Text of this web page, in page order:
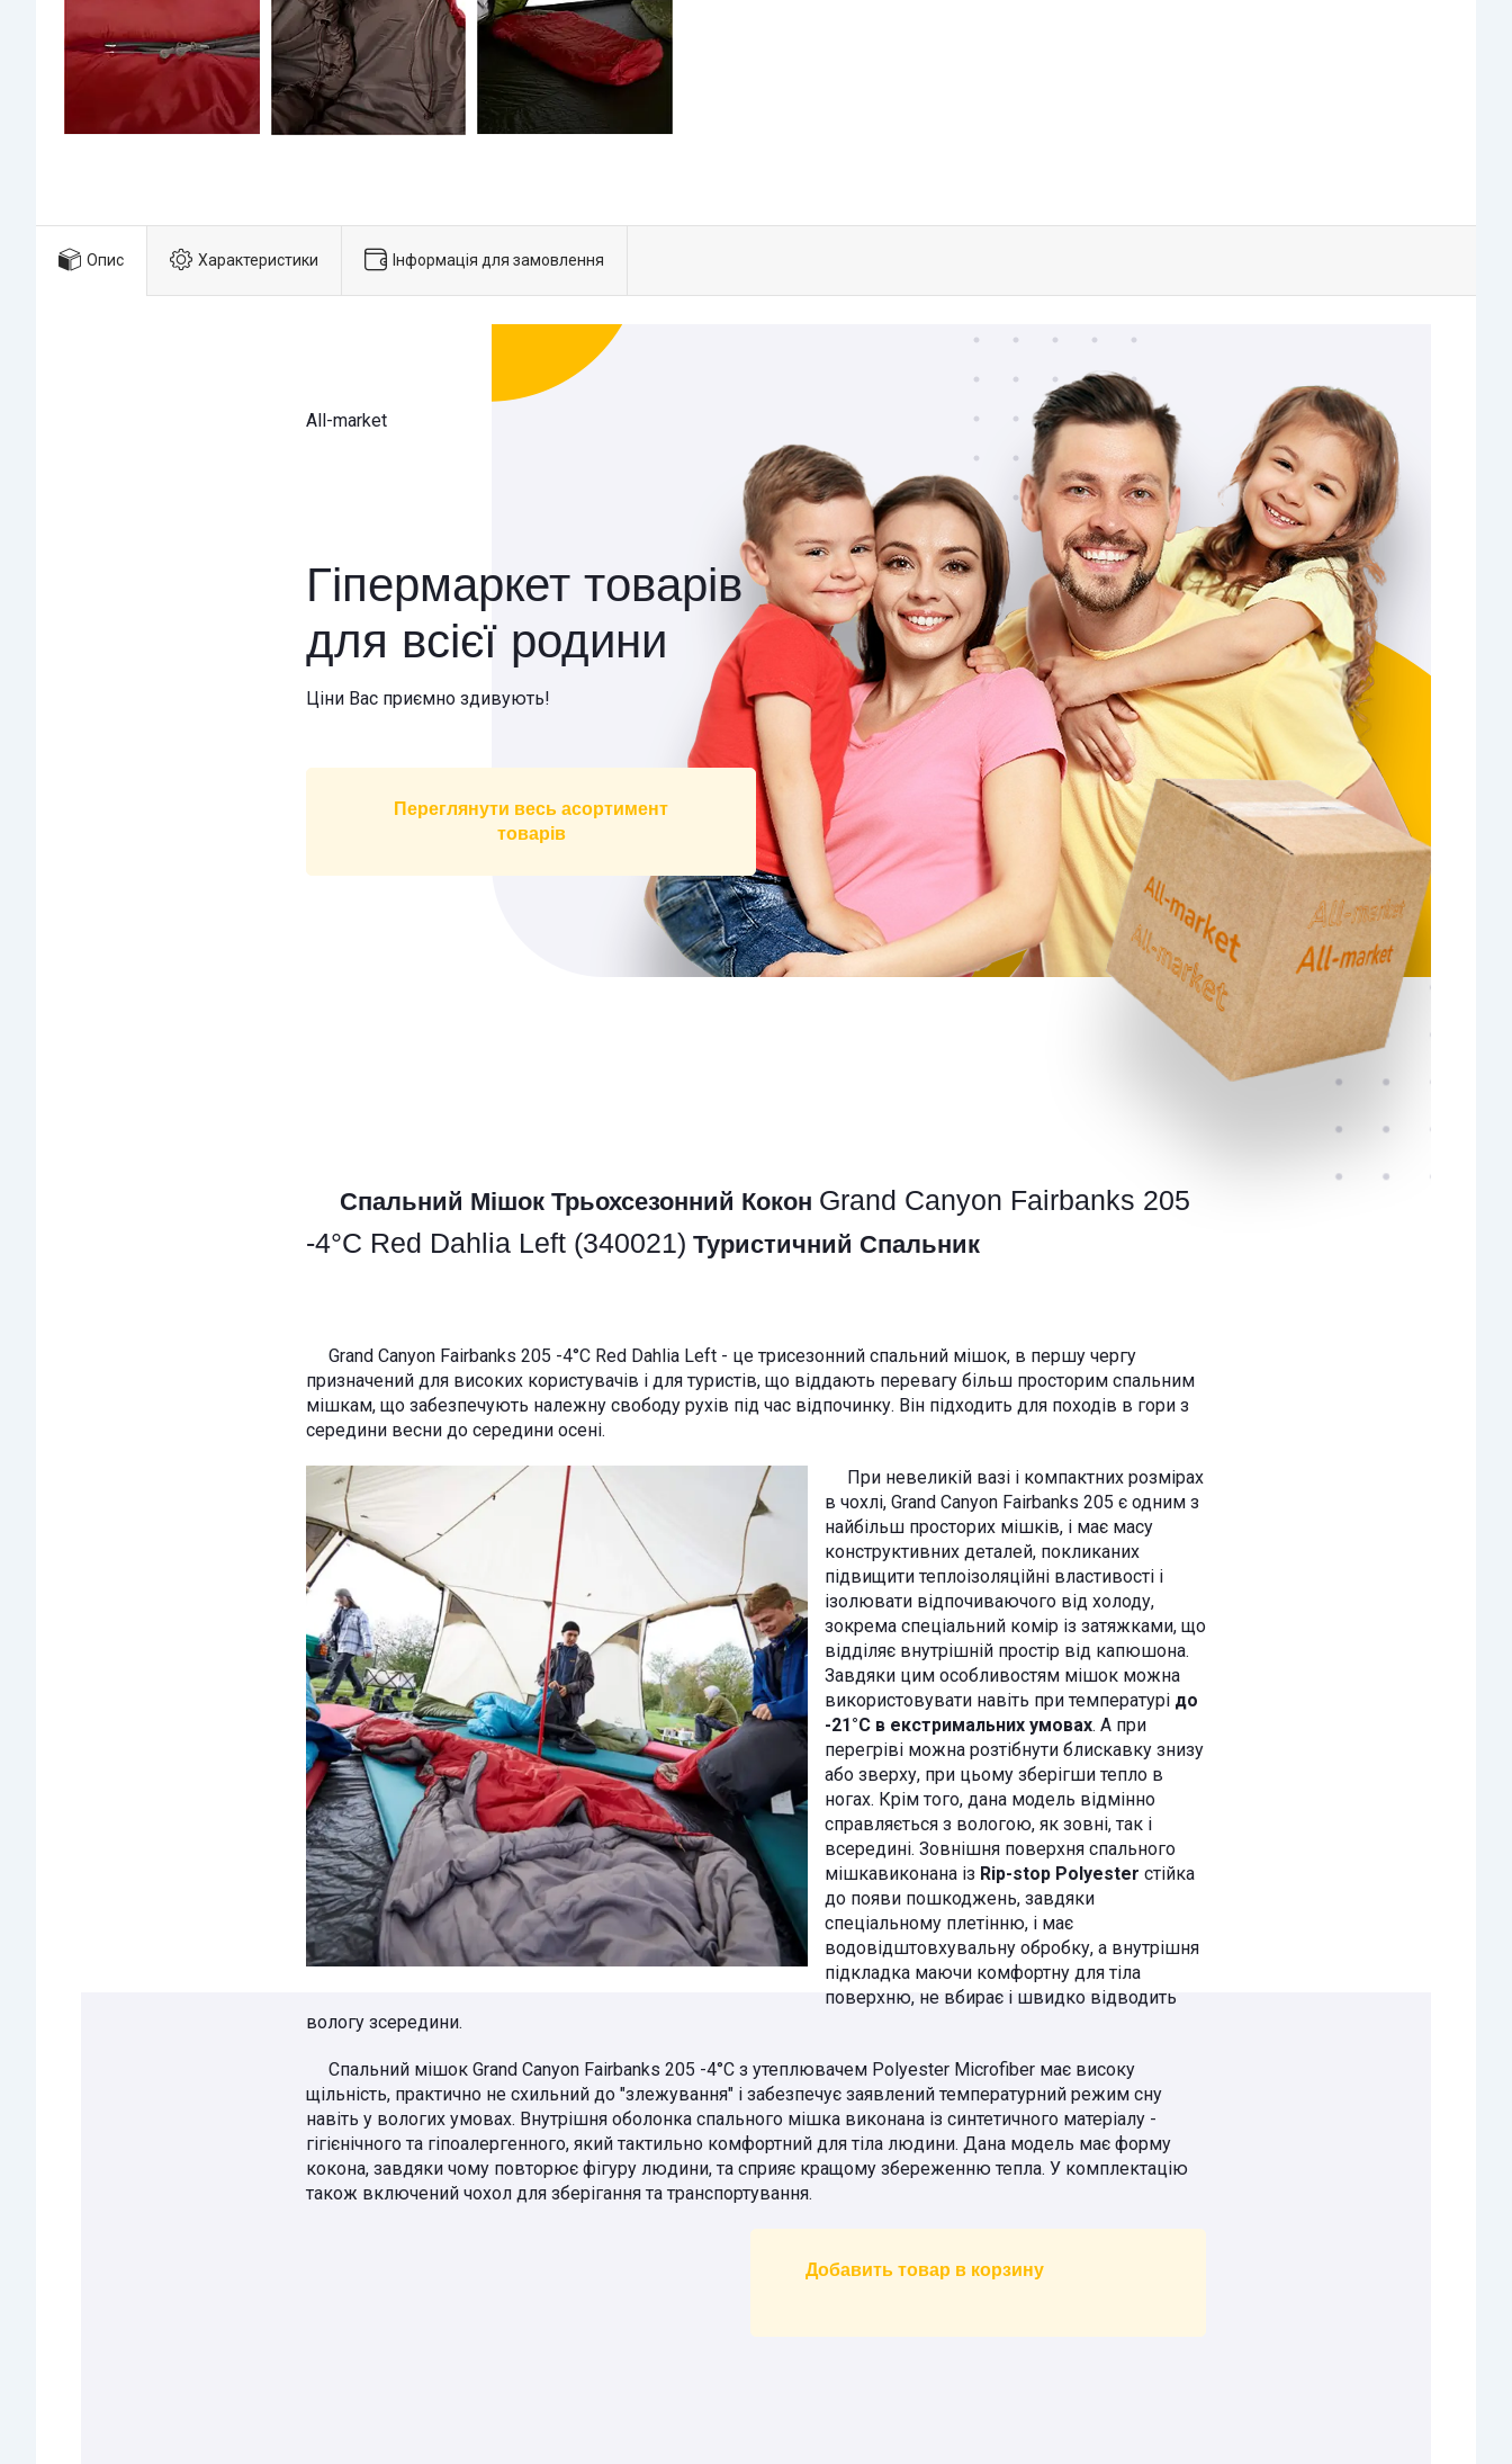
Опис Характеристики Інформація для замовлення
All-market
Гіпермаркет товарів
для всієї родини
Ціни Вас приємно здивують!
Переглянути весь асортимент
товарів
Спальний Мішок Трьохсезонний Кокон Grand Canyon Fairbanks 205
-4°C Red Dahlia Left (340021) Туристичний Спальник
Grand Canyon Fairbanks 205 -4°C Red Dahlia Left - це трисезонний спальний мішок, в першу чергу
призначений для високих користувачів і для туристів, що віддають перевагу більш просторим спальним
мішкам, що забезпечують належну свободу рухів під час відпочинку. Він підходить для походів в гори з
середини весни до середини осені.
При невеликій вазі і компактних розмірах
в чохлі, Grand Canyon Fairbanks 205 є одним з
найбільш просторих мішків, і має масу
конструктивних деталей, покликаних
підвищити теплоізоляційні властивості і
ізолювати відпочиваючого від холоду,
зокрема спеціальний комір із затяжками, що
відділяє внутрішній простір від капюшона.
Завдяки цим особливостям мішок можна
використовувати навіть при температурі до
-21°C в екстримальних умовах. А при
перегріві можна розтібнути блискавку знизу
або зверху, при цьому зберігши тепло в
ногах. Крім того, дана модель відмінно
справляється з вологою, як зовні, так і
всередині. Зовнішня поверхня спального
мішкавиконана із Rip-stop Polyester стійка
до появи пошкоджень, завдяки
спеціальному плетінню, і має
водовідштовхувальну обробку, а внутрішня
підкладка маючи комфортну для тіла
поверхню, не вбирає і швидко відводить
вологу зсередини.
Спальний мішок Grand Canyon Fairbanks 205 -4°C з утеплювачем Polyester Microfiber має високу
щільність, практично не схильний до "злежування" і забезпечує заявлений температурний режим сну
навіть у вологих умовах. Внутрішня оболонка спального мішка виконана із синтетичного матеріалу -
гігієнічного та гіпоалергенного, який тактильно комфортний для тіла людини. Дана модель має форму
кокона, завдяки чому повторює фігуру людини, та сприяє кращому збереженню тепла. У комплектацію
також включений чохол для зберігання та транспортування.
Добавить товар в корзину